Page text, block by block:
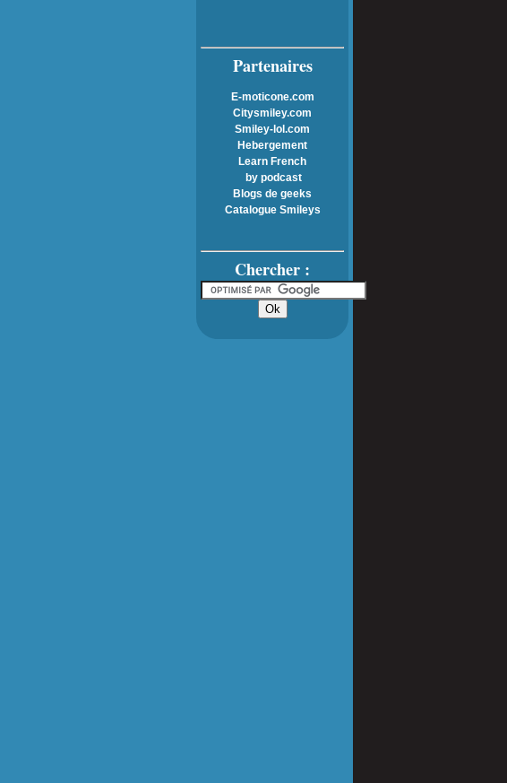
Partenaires
E-moticone.com
Citysmiley.com
Smiley-lol.com
Hebergement
Learn French
by podcast
Blogs de geeks
Catalogue Smileys
Chercher :